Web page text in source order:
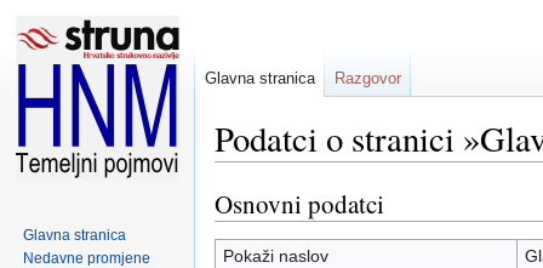
Podatci o stranici
Prijeđi
na
navigaciju
Prijeđi
na
pretraživanje
Osnovni podatci
Pokaži naslov
Glavna stranica Razgovor
Glavna stranica
Nedavne promjene